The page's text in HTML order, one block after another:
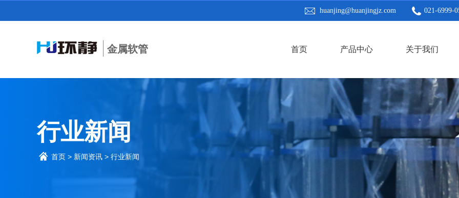
huanjing@huanjingjz.com 021-6999-
金属软管 首页 产品中心 关于我们
行业新闻
首页 > 新闻资讯 > 行业新闻